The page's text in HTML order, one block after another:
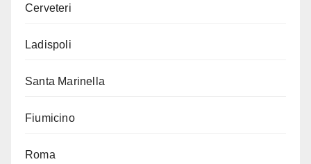
Cerveteri
Ladispoli
Santa Marinella
Fiumicino
Roma